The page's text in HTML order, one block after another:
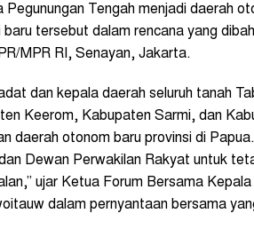
Pegunungan Tengah menjadi daerah
baru tersebut dalam rencana yang
MPR RI, Senayan, Jakarta.
dan kepala daerah seluruh tanah
Keerom, Kabupaten Sarmi, dan
daerah otonom baru provinsi di
Dewan Perwakilan Rakyat untuk
ujar Ketua Forum Bersama
dalam pernyantaan bersama